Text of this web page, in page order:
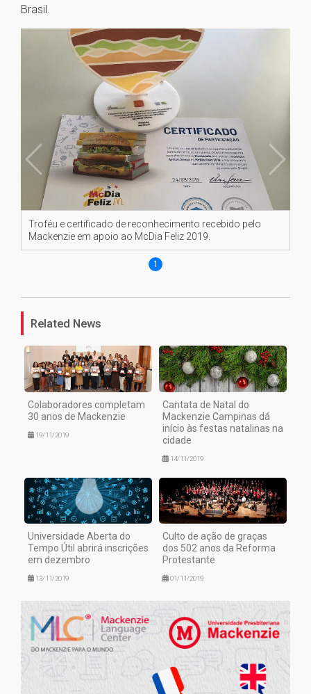
Brasil.
Troféu e certificado de reconhecimento recebido pelo
Mackenzie em apoio ao McDia Feliz 2019.
1
Related News
Colaboradores completam
30 anos de Mackenzie
19/11/2019
Cantata de Natal do
Mackenzie Campinas dá
início às festas natalinas na
cidade
14/11/2019
Universidade Aberta do
Tempo Útil abrirá inscrições
em dezembro
13/11/2019
Culto de ação de graças
dos 502 anos da Reforma
Protestante
01/11/2019